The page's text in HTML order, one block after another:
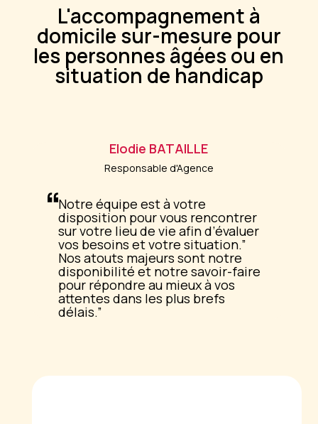
L'accompagnement à
domicile sur-mesure pour
les personnes âgées ou en
situation de handicap
Elodie BATAILLE
Responsable d'Agence
Notre équipe est à votre
disposition pour vous rencontrer
sur votre lieu de vie afin d’évaluer
vos besoins et votre situation.
Nos atouts majeurs sont notre
disponibilité et notre savoir-faire
pour répondre au mieux à vos
attentes dans les plus brefs
délais.